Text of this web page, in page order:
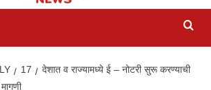
17
देशात व राज्यामध्ये ई – नोटरी सुरू करण्याची